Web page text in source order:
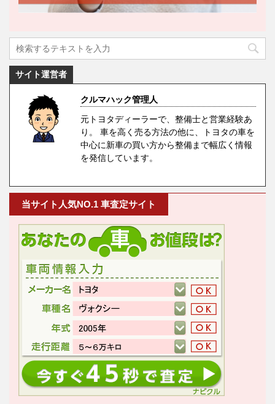
サイト運営者
クルマハック管理人
元トヨタディーラーで、整備士と営業経験あ
り。 車を高く売る方法の他に、トヨタの車を
中心に新車の買い方から整備まで幅広く情報
を発信しています。
当サイト人気NO.1 車査定サイト